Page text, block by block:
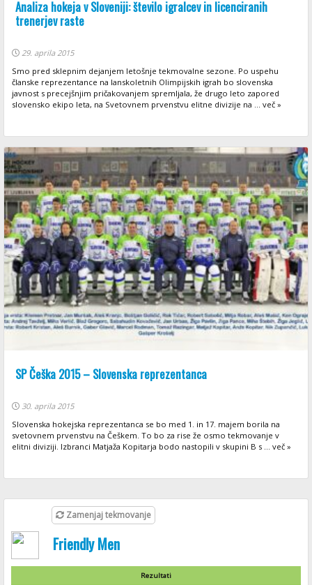
Analiza hokeja v Sloveniji: število igralcev in licenciranih
trenerjev raste
29. aprila 2015
Smo pred sklepnim dejanjem letošnje tekmovalne sezone. Po uspehu
članske reprezentance na lanskoletnih Olimpijskih igrah bo slovenska
javnost s precejšnjim pričakovanjem spremljala, že drugo leto zapored
slovensko ekipo leta, na Svetovnem prvenstvu elitne divizije na ... več »
SP Češka 2015 – Slovenska reprezentanca
30. aprila 2015
Slovenska hokejska reprezentanca se bo med 1. in 17. majem borila na
svetovnem prvenstvu na Češkem. To bo za rise že osmo tekmovanje v
elitni diviziji. Izbranci Matjaža Kopitarja bodo nastopili v skupini B s ... več »
Zamenjaj tekmovanje
Friendly Men
Rezultati